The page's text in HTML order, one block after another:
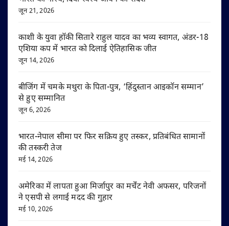
जून 21, 2026
काशी के युवा हॉकी सितारे राहुल यादव का भव्य स्वागत, अंडर-18
एशिया कप में भारत को दिलाई ऐतिहासिक जीत
जून 14, 2026
बीजिंग में चमके मथुरा के पिता-पुत्र, ‘हिंदुस्तान आइकॉन सम्मान’
से हुए सम्मानित
जून 6, 2026
भारत-नेपाल सीमा पर फिर सक्रिय हुए तस्कर, प्रतिबंधित सामानों
की तस्करी तेज
मई 14, 2026
अमेरिका में लापता हुआ मिर्जापुर का मर्चेंट नेवी अफसर, परिजनों
ने एसपी से लगाई मदद की गुहार
मई 10, 2026